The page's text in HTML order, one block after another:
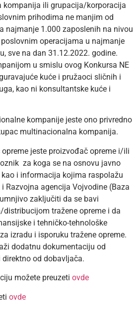
kompanija ili grupacija/korporacija
prihodima ne manjim od
najmanje 1.000 zaposlenih na nivou
operacijama u najmanje
sve na dan 31.12.2022. godine.
u smislu ovog Konkursa NE
kuće i pružaoci sličnih i
kao ni konsultantske kuće i
kompanije jeste ono privredno
multinacionalna kompanija.
jeste proizvođač opreme i/ili
za koga se na osnovu javno
i informacija kojima raspolažu
Razvojna agencija Vojvodine (Baza
zaključiti da se bavi
tražene opreme i da
i tehničko-tehnološke
izradu i isporuku tražene opreme.
dodatnu dokumentaciju od
od dobavljača.
možete preuzeti ovde
ovde